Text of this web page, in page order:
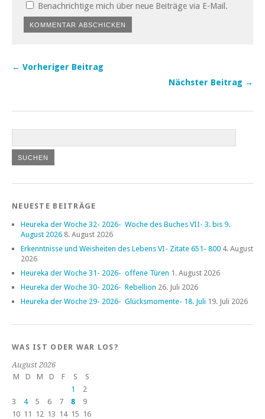
Benachrichtige mich über neue Beiträge via E-Mail.
← Vorheriger Beitrag
Nächster Beitrag →
NEUESTE BEITRÄGE
Heureka der Woche 32- 2026- Woche des Buches VII- 3. bis 9.
August 2026 8. August 2026
Erkenntnisse und Weisheiten des Lebens VI- Zitate 651- 800 4. August
2026
Heureka der Woche 31- 2026- offene Türen 1. August 2026
Heureka der Woche 30- 2026- Rebellion 26. Juli 2026
Heureka der Woche 29- 2026- Glücksmomente- 18. Juli 19. Juli 2026
WAS IST ODER WAR LOS?
August 2026
M
D M D F S
S
1
2
3
4 5 6 7 8
9
10 11 12 13 14 15 16